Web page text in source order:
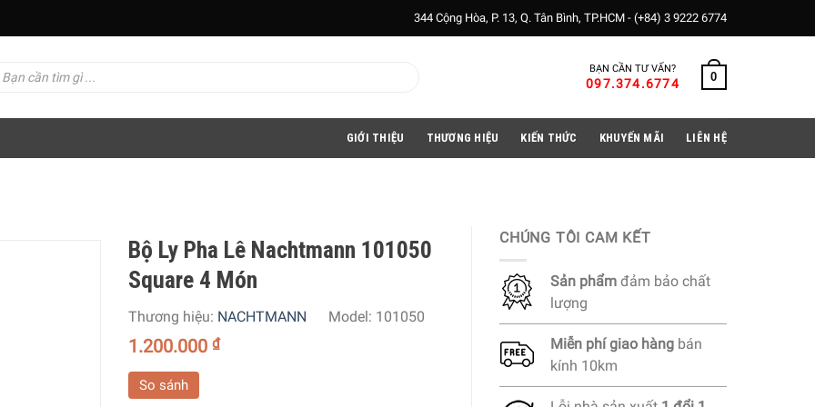
344 Cộng Hòa, P. 13, Q. Tân Bình, TP.HCM - (+84) 3 9222 6774
BẠN CẦN TƯ VẤN?
097.374.6774 0
GIỚI THIỆU THƯƠNG HIỆU KIẾN THỨC KHUYẾN MÃI LIÊN HỆ
Bộ Ly Pha Lê Nachtmann 101050
Square 4 Món
Thương hiệu: NACHTMANN Model: 101050
1.200.000 ₫
So sánh
CHÚNG TÔI CAM KẾT
Sản phẩm đảm bảo chất
lượng
Miễn phígiao hàng bán
kính 10km